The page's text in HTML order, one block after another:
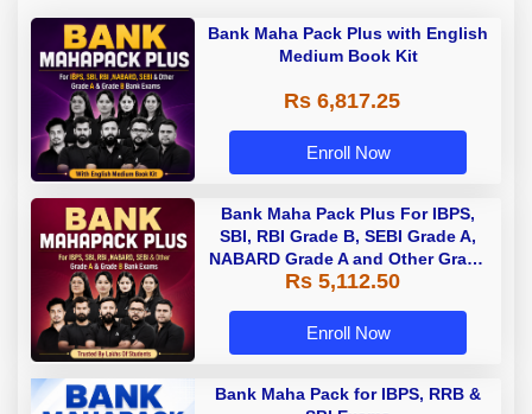
Bank Maha Pack Plus with English
Medium Book Kit
Rs 6,817.25
Enroll Now
Bank Maha Pack Plus For IBPS,
SBI, RBI Grade B, SEBI Grade A,
NABARD Grade A and Other Grade
A & Grade B Bank Exams
Rs 5,112.50
Enroll Now
Bank Maha Pack for IBPS, RRB &